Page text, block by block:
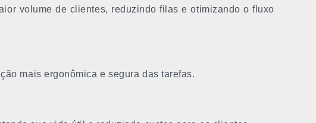
volume de clientes, reduzindo filas e otimizando o fluxo
mais ergonômica e segura das tarefas.